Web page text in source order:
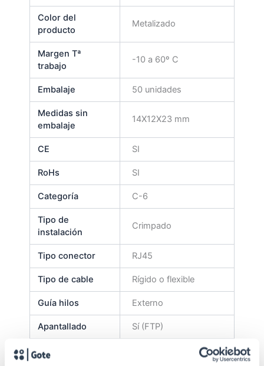
Color del
producto
Metalizado
Margen Tª
trabajo
-10 a 60º C
Embalaje 50 unidades
Medidas sin
embalaje
14X12X23 mm
CE SI
RoHs SI
Categoría C-6
Tipo de
instalación
Crimpado
Tipo conector RJ45
Tipo de cable Rígido o flexible
Guía hilos Externo
Apantallado Sí (FTP)
Durabilidad 2000 conexiones